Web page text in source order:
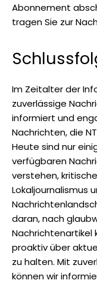
Abonnement
tragen Sie zur
Im Zeitalter der
zuverlässige
informiert und
Nachrichten, die
Heute sind nur
verfügbaren
verstehen,
Lokaljournalismus
daran, nach
Nachrichtenartikel
proaktiv über
zu halten. Mit
können wir